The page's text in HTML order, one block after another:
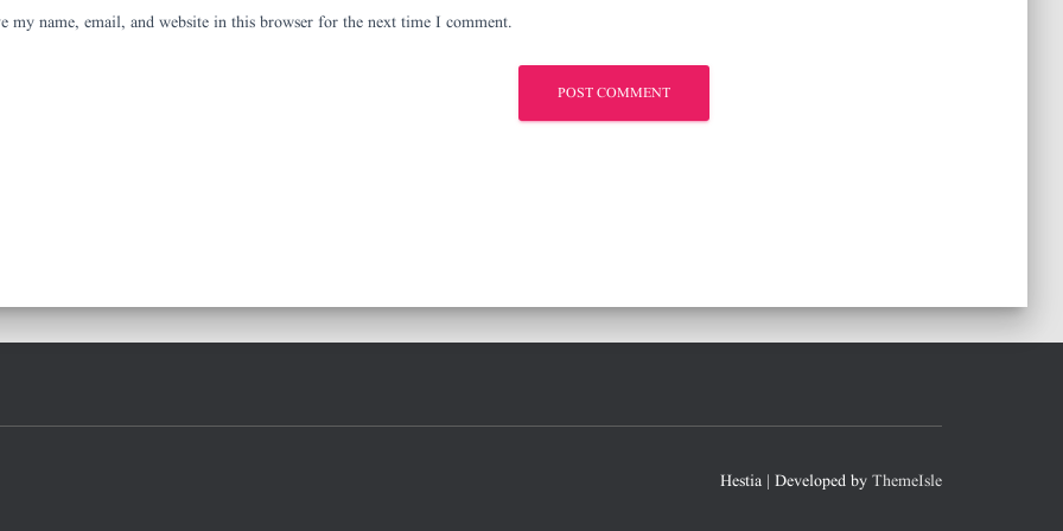
my name, email, and website in this browser for the next time I comment.
Hestia | Developed by ThemeIsle